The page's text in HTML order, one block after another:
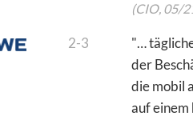
(CIO, 05/
2-3
"…
der
die mobil
auf einem